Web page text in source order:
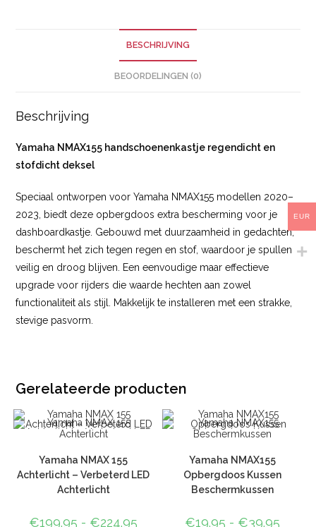
BESCHRIJVING
BEOORDELINGEN (0)
Beschrijving
Yamaha NMAX155 handschoenenkastje regendicht en
stofdicht deksel
Speciaal ontworpen voor Yamaha NMAX155 modellen 2020–
2023, biedt deze opbergdoos extra bescherming voor je
dashboardkastje. Gebouwd met duurzaamheid in gedachten,
beschermt het zich tegen regen en stof, waardoor je spullen
veilig en droog blijven. Een eenvoudige maar effectieve
upgrade voor rijders die waarde hechten aan zowel
functionaliteit als stijl. Makkelijk te installeren met een strakke,
stevige pasvorm.
Gerelateerde producten
Yamaha NMAX 155
Achterlicht – Verbeterd LED
Achterlicht
€199.95 - €224.95
Yamaha NMAX155
Opbergdoos Kussen
Beschermkussen
€19.95 - €39.95
EUR